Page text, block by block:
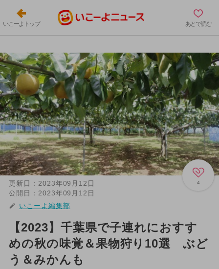
いこーよトップ あとで読む
4
更新日： 2023年09月12日
公開日： 2023年09月12日
いこーよ編集部
【2023】千葉県で子連れにおすす
めの秋の味覚＆果物狩り10選 ぶど
う＆みかんも